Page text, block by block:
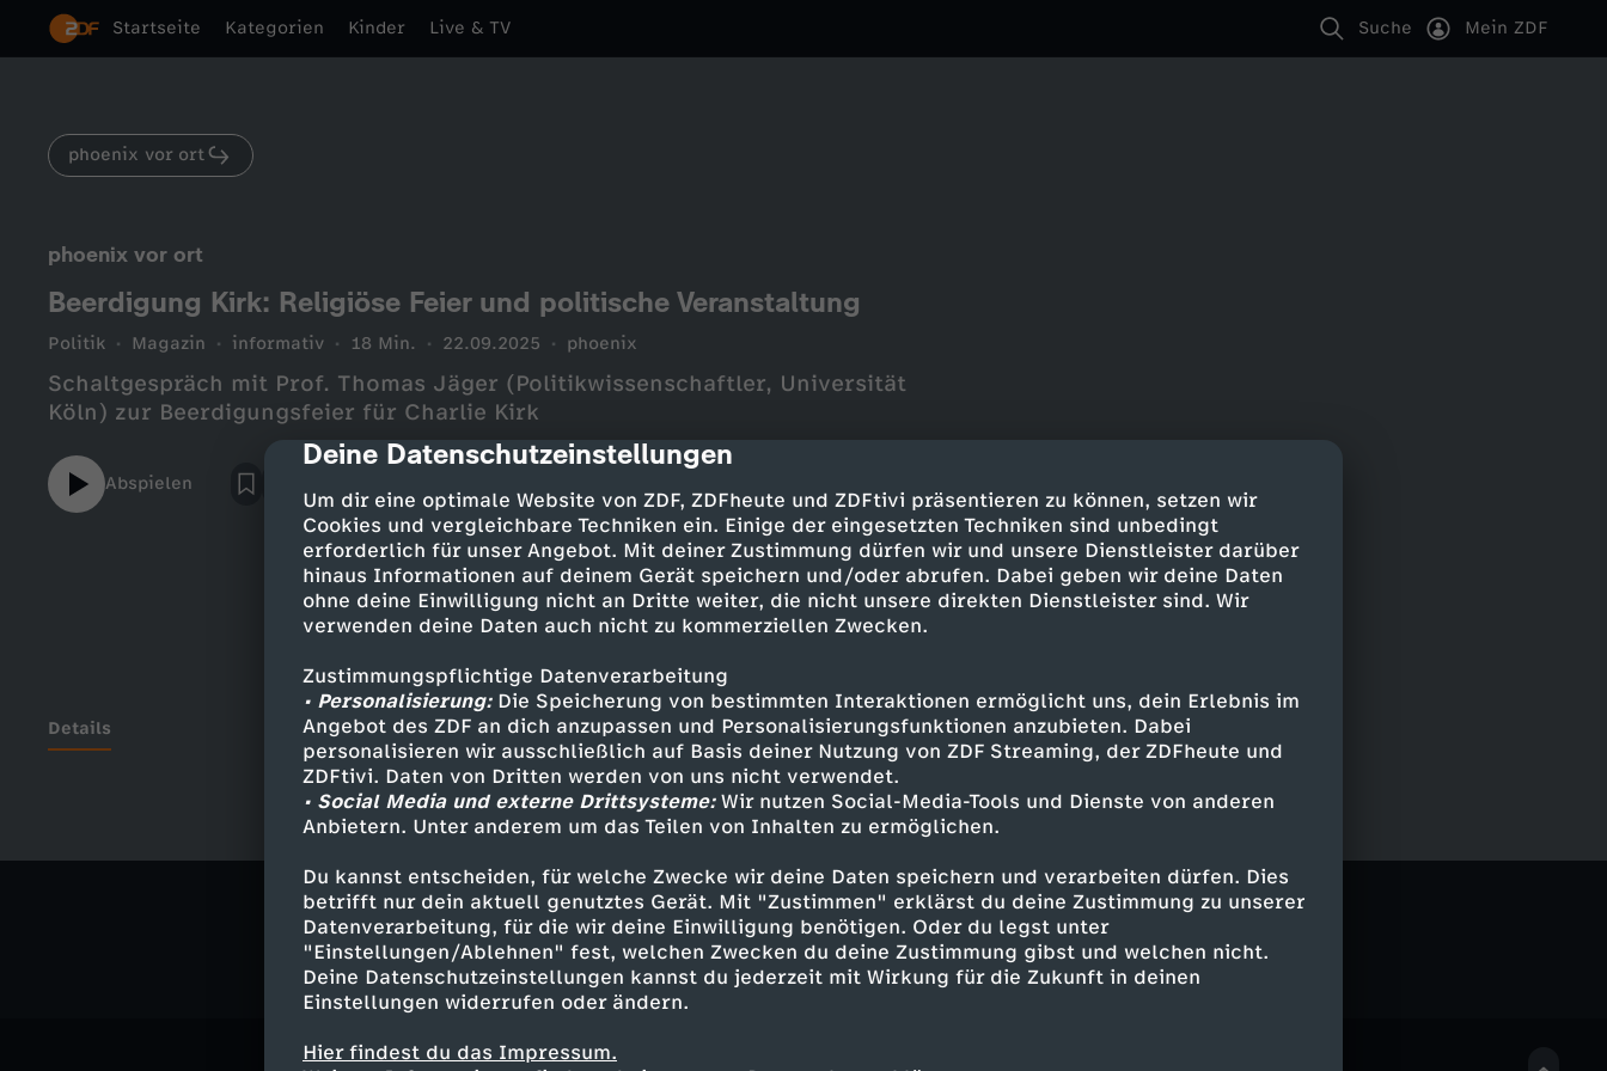
cmp-dialog-description
Deine Datenschutzeinstellungen
Um dir eine optimale Website von ZDF, ZDFheute und ZDFtivi präsentieren zu können, setzen wir
Cookies und vergleichbare Techniken ein. Einige der eingesetzten Techniken sind unbedingt
erforderlich für unser Angebot. Mit deiner Zustimmung dürfen wir und unsere Dienstleister darüber
hinaus Informationen auf deinem Gerät speichern und/oder abrufen. Dabei geben wir deine Daten
ohne deine Einwilligung nicht an Dritte weiter, die nicht unsere direkten Dienstleister sind. Wir
verwenden deine Daten auch nicht zu kommerziellen Zwecken.
Zustimmungspflichtige Datenverarbeitung
• Personalisierung:Die Speicherung von bestimmten Interaktionen ermöglicht uns, dein Erlebnis im
Angebot des ZDF an dich anzupassen und Personalisierungsfunktionen anzubieten. Dabei
personalisieren wir ausschließlich auf Basis deiner Nutzung von ZDF Streaming, der ZDFheute und
ZDFtivi. Daten von Dritten werden von uns nicht verwendet.
• Social Media und externe Drittsysteme:Wir nutzen Social-Media-Tools und Dienste von anderen
Anbietern. Unter anderem um das Teilen von Inhalten zu ermöglichen.
Du kannst entscheiden, für welche Zwecke wir deine Daten speichern und verarbeiten dürfen. Dies
betrifft nur dein aktuell genutztes Gerät. Mit "Zustimmen" erklärst du deine Zustimmung zu unserer
Datenverarbeitung, für die wir deine Einwilligung benötigen. Oder du legst unter
"Einstellungen/Ablehnen" fest, welchen Zwecken du deine Zustimmung gibst und welchen nicht.
Deine Datenschutzeinstellungen kannst du jederzeit mit Wirkung für die Zukunft in deinen
Einstellungen widerrufen oder ändern.
Hier findest du das Impressum.
Startseite Kategorien Kinder Live & TV Suche Mein ZDF
phoenix vor ort
phoenix vor ort
Beerdigung Kirk: Religiöse Feier und politische Veranstaltung
Politik Magazin informativ 18 Min. 22.09.2025 phoenix
Schaltgespräch mit Prof. Thomas Jäger (Politikwissenschaftler, Universität
Köln) zur Beerdigungsfeier für Charlie Kirk
Abspielen
Details
Ähnliche Inhalte entdecken
Politik Magazin informativ phoenix vor ort